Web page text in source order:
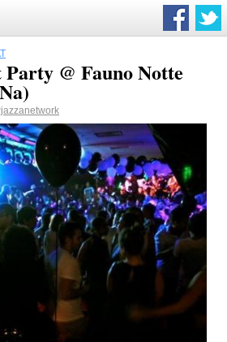
Party @ Fauno Notte